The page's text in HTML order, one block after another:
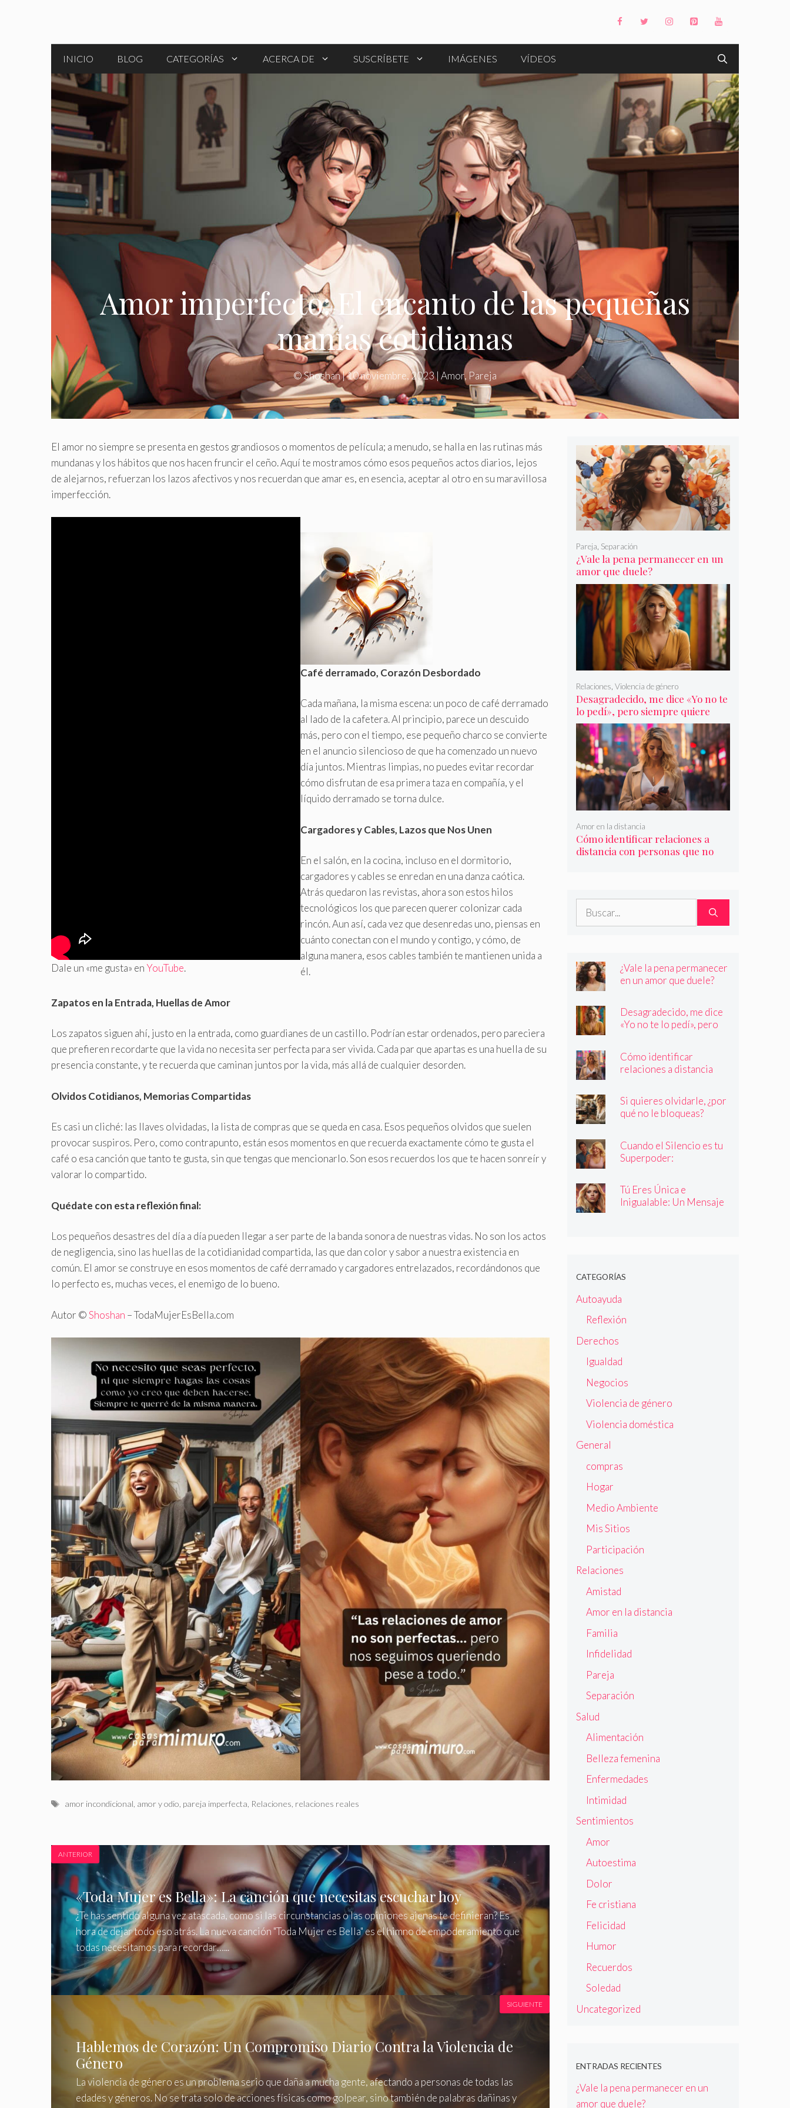
INICIO BLOG CATEGORÍAS ACERCA DE SUSCRÍBETE IMÁGENES VÍDEOS
Amor imperfecto: El encanto de las pequeñas
manías cotidianas
©Shoshan|10 noviembre, 2023| Amor, Pareja
El amor no siempre se presenta en gestos grandiosos o momentos de película; a menudo, se halla en las rutinas más
mundanas y los hábitos que nos hacen fruncir el ceño. Aquí te mostramos cómo esos pequeños actos diarios, lejos
de alejarnos, refuerzan los lazos afectivos y nos recuerdan que amar es, en esencia, aceptar al otro en su maravillosa
imperfección.
Dale un «me gusta» enYouTube.
Café derramado, Corazón Desbordado
Cada mañana, la misma escena: un poco de café derramado
al lado de la cafetera. Al principio, parece un descuido
más, pero con el tiempo, ese pequeño charco se convierte
en el anuncio silencioso de que ha comenzado un nuevo
día juntos. Mientras limpias, no puedes evitar recordar
cómo disfrutan de esa primera taza en compañía, y el
líquido derramado se torna dulce.
Cargadores y Cables, Lazos que Nos Unen
En el salón, en la cocina, incluso en el dormitorio,
cargadores y cables se enredan en una danza caótica.
Atrás quedaron las revistas, ahora son estos hilos
tecnológicos los que parecen querer colonizar cada
rincón. Aun así, cada vez que desenredas uno, piensas en
cuánto conectan con el mundo y contigo, y cómo, de
alguna manera, esos cables también te mantienen unida a
él.
Zapatos en la Entrada, Huellas de Amor
Los zapatos siguen ahí, justo en la entrada, como guardianes de un castillo. Podrían estar ordenados, pero pareciera
que prefieren recordarte que la vida no necesita ser perfecta para ser vivida. Cada par que apartas es una huella de su
presencia constante, y te recuerda que caminan juntos por la vida, más allá de cualquier desorden.
Olvidos Cotidianos, Memorias Compartidas
Es casi un cliché: las llaves olvidadas, la lista de compras que se queda en casa. Esos pequeños olvidos que suelen
provocar suspiros. Pero, como contrapunto, están esos momentos en que recuerda exactamente cómo te gusta el
café o esa canción que tanto te gusta, sin que tengas que mencionarlo. Son esos recuerdos los que te hacen sonreír y
valorar lo compartido.
Quédate con esta reflexión final:
Los pequeños desastres del día a día pueden llegar a ser parte de la banda sonora de nuestras vidas. No son los actos
de negligencia, sino las huellas de la cotidianidad compartida, las que dan color y sabor a nuestra existencia en
común. El amor se construye en esos momentos de café derramado y cargadores entrelazados, recordándonos que
lo perfecto es, muchas veces, el enemigo de lo bueno.
Autor ©Shoshan – TodaMujerEsBella.com
Etiquetas
amor incondicional amor y odio pareja imperfecta Relaciones relaciones reales
ANTERIOR
«Toda Mujer es Bella»: La canción que necesitas escuchar hoy
¿Te has sentido alguna vez atascada, como si las circunstancias o las opiniones ajenas te definieran? Es
hora de dejar todo eso atrás. La nueva canción "Toda Mujer es Bella" es el himno de empoderamiento que
todas necesitamos para recordar…...
Hablemos de Corazón: Un Compromiso Diario Contra la Violencia de
Género
La violencia de género es un problema serio que daña a mucha gente, afectando a personas de todas las
edades y géneros. No se trata solo de acciones físicas como golpear, sino también de palabras dañinas y
SIGUIENTE
¿Vale la pena permanecer en un
amor que duele?
Pareja, Separación
Desagradecido, me dice «Yo no te
lo pedí», pero siempre quiere
más
Relaciones Violencia de género
Cómo identificar relaciones a
distancia con personas que no
Amor en la distancia
Buscar:
¿Vale la pena permanecer
en un amor que duele?
Desagradecido, me dice
«Yo no te lo pedí», pero
Cómo identificar
relaciones a distancia
Si quieres olvidarle, ¿por
qué no le bloqueas?
Cuando el Silencio es tu
Superpoder:
de Callar
Tú Eres Única e
Inigualable: Un Mensaje
CATEGORÍAS
Autoayuda
Reflexión
Derechos
Igualdad
Negocios
Violencia de género
Violencia doméstica
General
compras
Hogar
Medio Ambiente
Mis Sitios
Participación
Relaciones
Amistad
Amor en la distancia
Familia
Infidelidad
Pareja
Separación
Salud
Alimentación
Belleza femenina
Enfermedades
Intimidad
Sentimientos
Amor
Autoestima
Dolor
Fe cristiana
Felicidad
Humor
Recuerdos
Soledad
Uncategorized
ENTRADAS RECIENTES
¿Vale la pena permanecer en un
amor que duele?